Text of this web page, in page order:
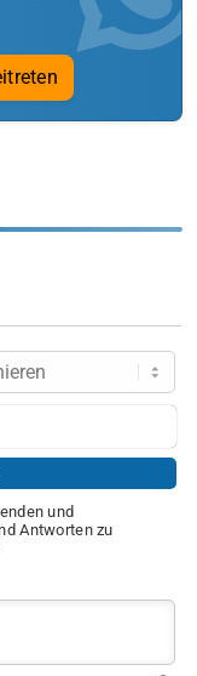
und
Antworten zu